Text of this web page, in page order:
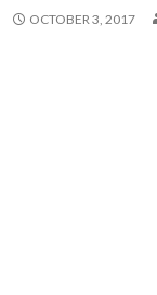
OCTOBER 3, 2017